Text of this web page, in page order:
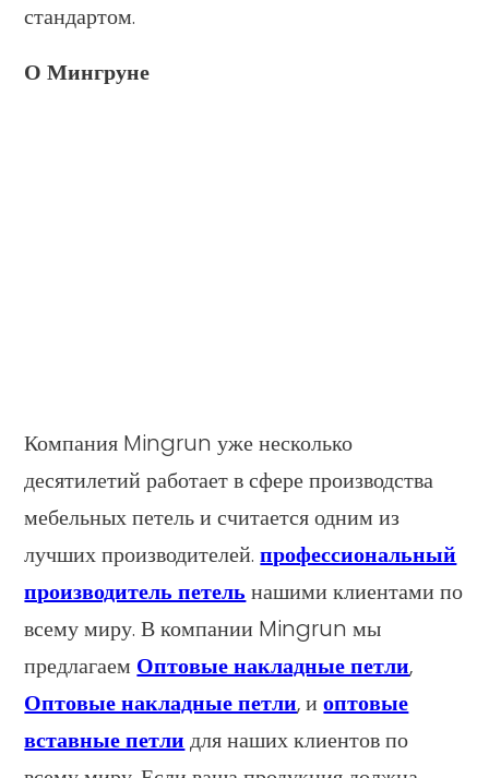
стандартом.
О Мингруне
Компания Mingrun уже несколько
десятилетий работает в сфере производства
мебельных петель и считается одним из
лучших производителей.профессиональный
производитель петель нашими клиентами по
всему миру. В компании Mingrun мы
предлагаем Оптовые накладные петли,
Оптовые накладные петли, иоптовые
вставные петли для наших клиентов по